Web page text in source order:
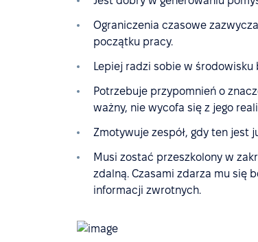
Ograniczenia czasowe
początku pracy.
Lepiej radzi sobie w
Potrzebuje przypomnień o
ważny, nie wycofa się z jego
Zmotywuje zespół, gdy ten jest
Musi zostać przeszkolony w
zdalną. Czasami zdarza mu się
informacji zwrotnych.